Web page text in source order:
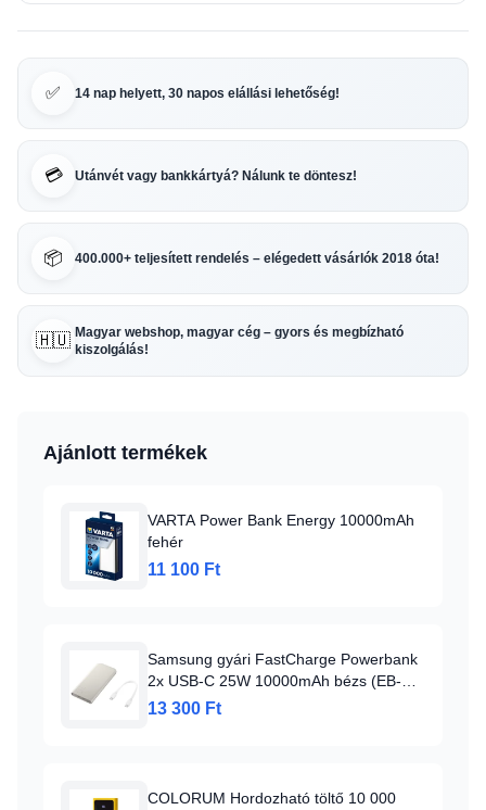
✅ 14 nap helyett, 30 napos elállási lehetőség!
💳 Utánvét vagy bankkártyá? Nálunk te döntesz!
📦 400.000+ teljesített rendelés – elégedett vásárlók 2018 óta!
🇭🇺 Magyar webshop, magyar cég – gyors és megbízható
kiszolgálás!
Ajánlott termékek
VARTA Power Bank Energy 10000mAh
fehér
11 100 Ft
Samsung gyári FastCharge Powerbank
2x USB-C 25W 10000mAh bézs (EB-
P3400XUEGEU)
13 300 Ft
COLORUM Hordozható töltő 10 000